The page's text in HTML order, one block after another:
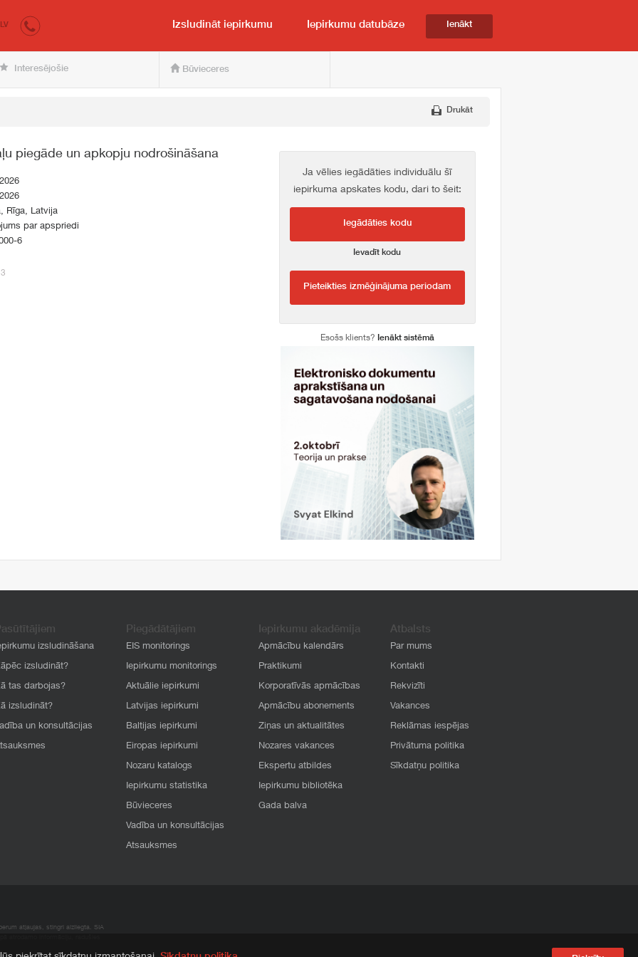
pircējam un pārdevējam
LV Izsludināt iepirkumu Iepirkumu datubāze Ienākt
Interesējošie Būvieceres
Drukāt
piegāde un apkopju nodrošināšana
Rīga, Latvija
par apspriedi
6
Ja vēlies iegādāties individuālu šī
iepirkuma apskates kodu, dari to šeit:
Iegādāties kodu
Ievadīt kodu
Pieteikties izmēģinājuma periodam
Esošs klients? Ienākt sistēmā
izsludināšana
izsludināt?
tas darbojas?
izsludināt?
un konsultācijas
Piegādātājiem
EIS monitorings
Iepirkumu monitorings
Aktuālie iepirkumi
Latvijas iepirkumi
Baltijas iepirkumi
Eiropas iepirkumi
Nozaru katalogs
Iepirkumu statistika
Būvieceres
Vadība un konsultācijas
Atsauksmes
Iepirkumu akadēmija
Apmācību kalendārs
Praktikumi
Korporatīvās apmācības
Apmācību abonements
Ziņas un aktualitātes
Nozares vakances
Ekspertu atbildes
Iepirkumu bibliotēka
Gada balva
Atbalsts
Par mums
Kontakti
Rekvizīti
Vakances
Reklāmas iespējas
Privātuma politika
Sīkdatņu politika
atļaujas, stingri aizliegta. SIA